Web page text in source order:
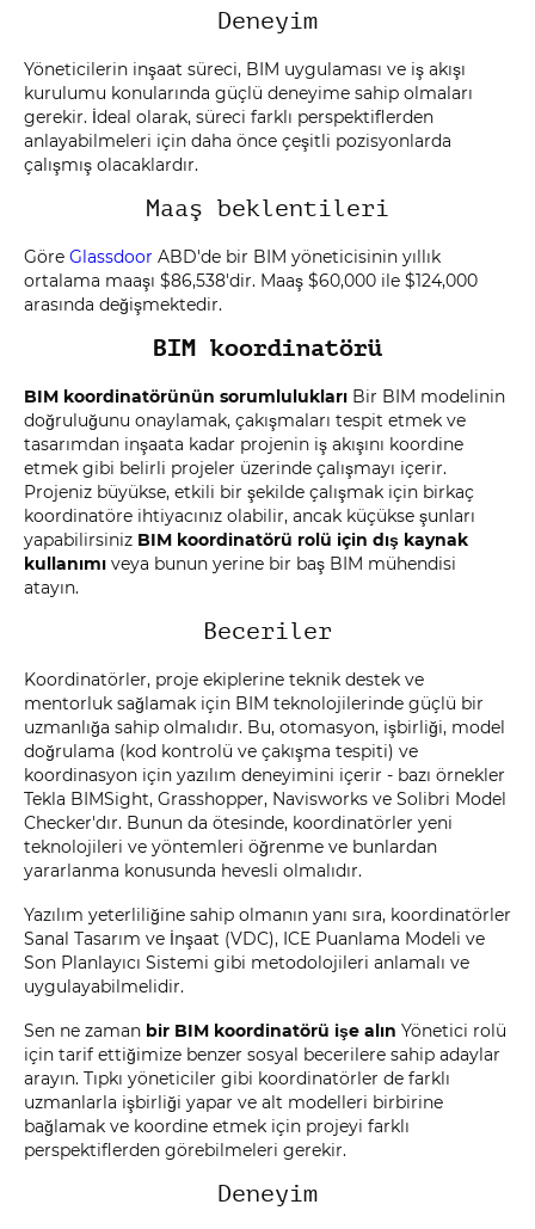
Deneyim
Yöneticilerin inşaat süreci, BIM uygulaması ve iş akışı
kurulumu konularında güçlü deneyime sahip olmaları
gerekir. İdeal olarak, süreci farklı perspektiflerden
anlayabilmeleri için daha önce çeşitli pozisyonlarda
çalışmış olacaklardır.
Maaş beklentileri
Göre Glassdoor ABD'de bir BIM yöneticisinin yıllık
ortalama maaşı $86,538'dir. Maaş $60,000 ile $124,000
arasında değişmektedir.
BIM koordinatörü
BIM koordinatörünün sorumlulukları Bir BIM modelinin
doğruluğunu onaylamak, çakışmaları tespit etmek ve
tasarımdan inşaata kadar projenin iş akışını koordine
etmek gibi belirli projeler üzerinde çalışmayı içerir.
Projeniz büyükse, etkili bir şekilde çalışmak için birkaç
koordinatöre ihtiyacınız olabilir, ancak küçükse şunları
yapabilirsiniz BIM koordinatörü rolü için dış kaynak
kullanımı veya bunun yerine bir baş BIM mühendisi
atayın.
Beceriler
Koordinatörler, proje ekiplerine teknik destek ve
mentorluk sağlamak için BIM teknolojilerinde güçlü bir
uzmanlığa sahip olmalıdır. Bu, otomasyon, işbirliği, model
doğrulama (kod kontrolü ve çakışma tespiti) ve
koordinasyon için yazılım deneyimini içerir - bazı örnekler
Tekla BIMSight, Grasshopper, Navisworks ve Solibri Model
Checker'dır. Bunun da ötesinde, koordinatörler yeni
teknolojileri ve yöntemleri öğrenme ve bunlardan
yararlanma konusunda hevesli olmalıdır.
Yazılım yeterliliğine sahip olmanın yanı sıra, koordinatörler
Sanal Tasarım ve İnşaat (VDC), ICE Puanlama Modeli ve
Son Planlayıcı Sistemi gibi metodolojileri anlamalı ve
uygulayabilmelidir.
Sen ne zaman bir BIM koordinatörü işe alın Yönetici rolü
için tarif ettiğimize benzer sosyal becerilere sahip adaylar
arayın. Tıpkı yöneticiler gibi koordinatörler de farklı
uzmanlarla işbirliği yapar ve alt modelleri birbirine
bağlamak ve koordine etmek için projeyi farklı
perspektiflerden görebilmeleri gerekir.
Deneyim